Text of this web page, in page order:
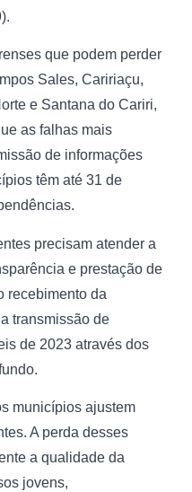
que podem perder
Sales, Caririaçu,
e Santana do Cariri,
as falhas mais
de informações
têm até 31 de
precisam atender a
e prestação de
recebimento da
transmissão de
de 2023 através dos
municípios ajustem
A perda desses
a qualidade da
jovens,